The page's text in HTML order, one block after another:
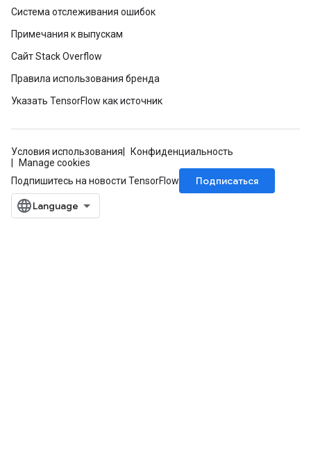
Система отслеживания ошибок
Примечания к выпускам
Сайт Stack Overflow
Правила использования бренда
Указать TensorFlow как источник
Условия использования
Конфиденциальность
Manage cookies
Подпишитесь на новости TensorFlow
Подписаться